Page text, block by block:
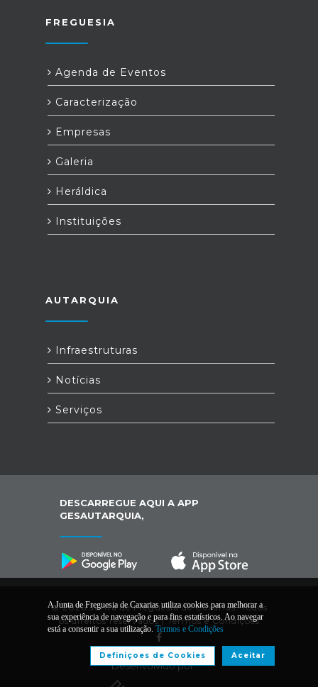
FREGUESIA
Agenda de Eventos
Caracterização
Empresas
Galeria
Heráldica
Instituições
AUTARQUIA
Infraestruturas
Notícias
Serviços
DESCARREGUE AQUI A APP
GESAUTARQUIA,
© 2026 Junta de Freguesia de Caxarias. Todos
os direitos reservados |Termos e Condições
Desenvolvido por:
A Junta de Freguesia de Caxarias utiliza cookies para melhorar a
sua experiência de navegação e para fins estatísticos. Ao navegar
está a consentir a sua utilização. Termos e Condições
Aceitar
Definiçoes de Cookies